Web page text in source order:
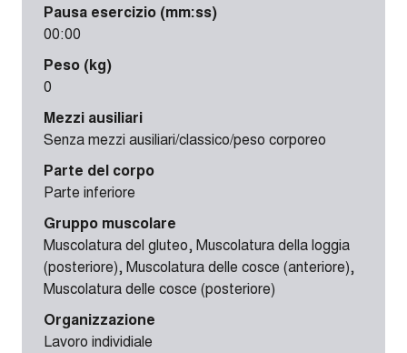
Pausa esercizio (mm:ss)
00:00
Peso (kg)
0
Mezzi ausiliari
Senza mezzi ausiliari/classico/peso corporeo
Parte del corpo
Parte inferiore
Gruppo muscolare
Muscolatura del gluteo, Muscolatura della loggia
(posteriore), Muscolatura delle cosce (anteriore),
Muscolatura delle cosce (posteriore)
Organizzazione
Lavoro individiale